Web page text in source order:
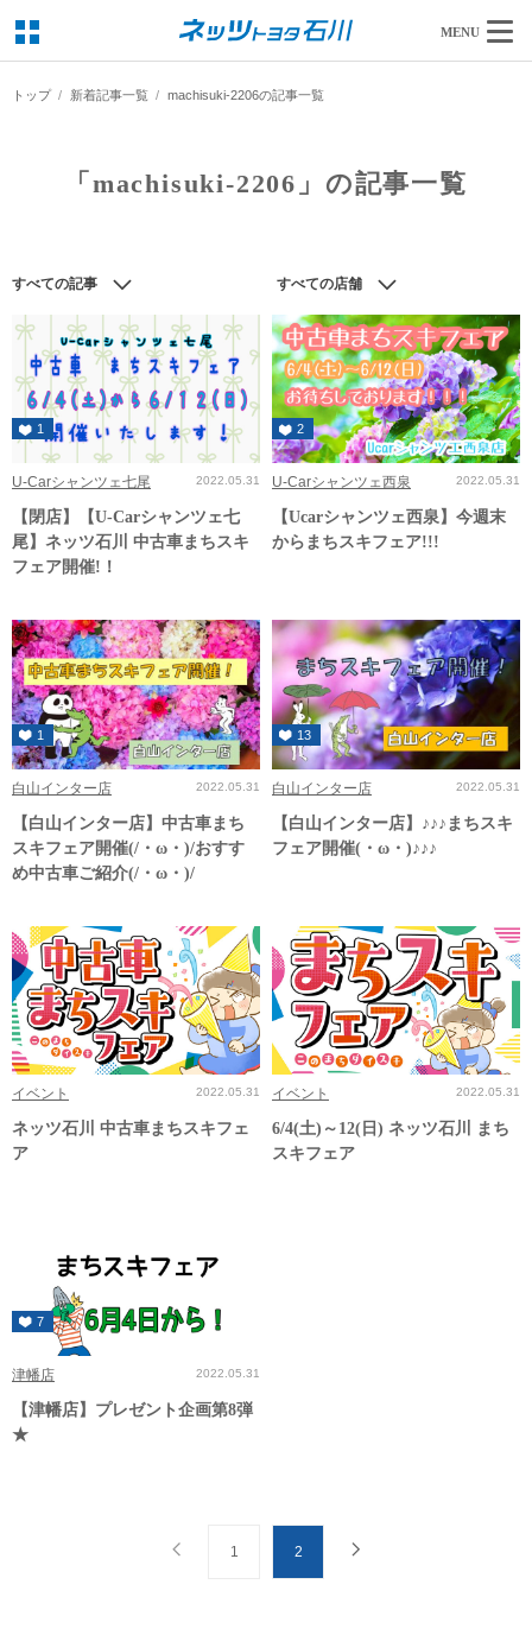
MENU
トップ 新着記事一覧 machisuki-2206の記事一覧
「machisuki-2206」の記事一覧
すべての記事 すべての店舗
1
U-Carシャンツェ七尾 2022.05.31
【閉店】【U-Carシャンツェ七
尾】ネッツ石川 中古車まちスキ
フェア開催!！
2
U-Carシャンツェ西泉 2022.05.31
【Ucarシャンツェ西泉】今週末
からまちスキフェア!!!
1
白山インター店 2022.05.31
【白山インター店】中古車まち
スキフェア開催(/・ω・)/おすす
め中古車ご紹介(/・ω・)/
13
白山インター店 2022.05.31
【白山インター店】♪♪♪まちスキ
フェア開催(・ω・)♪♪♪
イベント 2022.05.31
ネッツ石川 中古車まちスキフェ
ア
イベント 2022.05.31
6/4(土)～12(日) ネッツ石川 まち
スキフェア
7
津幡店 2022.05.31
【津幡店】プレゼント企画第8弾
★
1 2